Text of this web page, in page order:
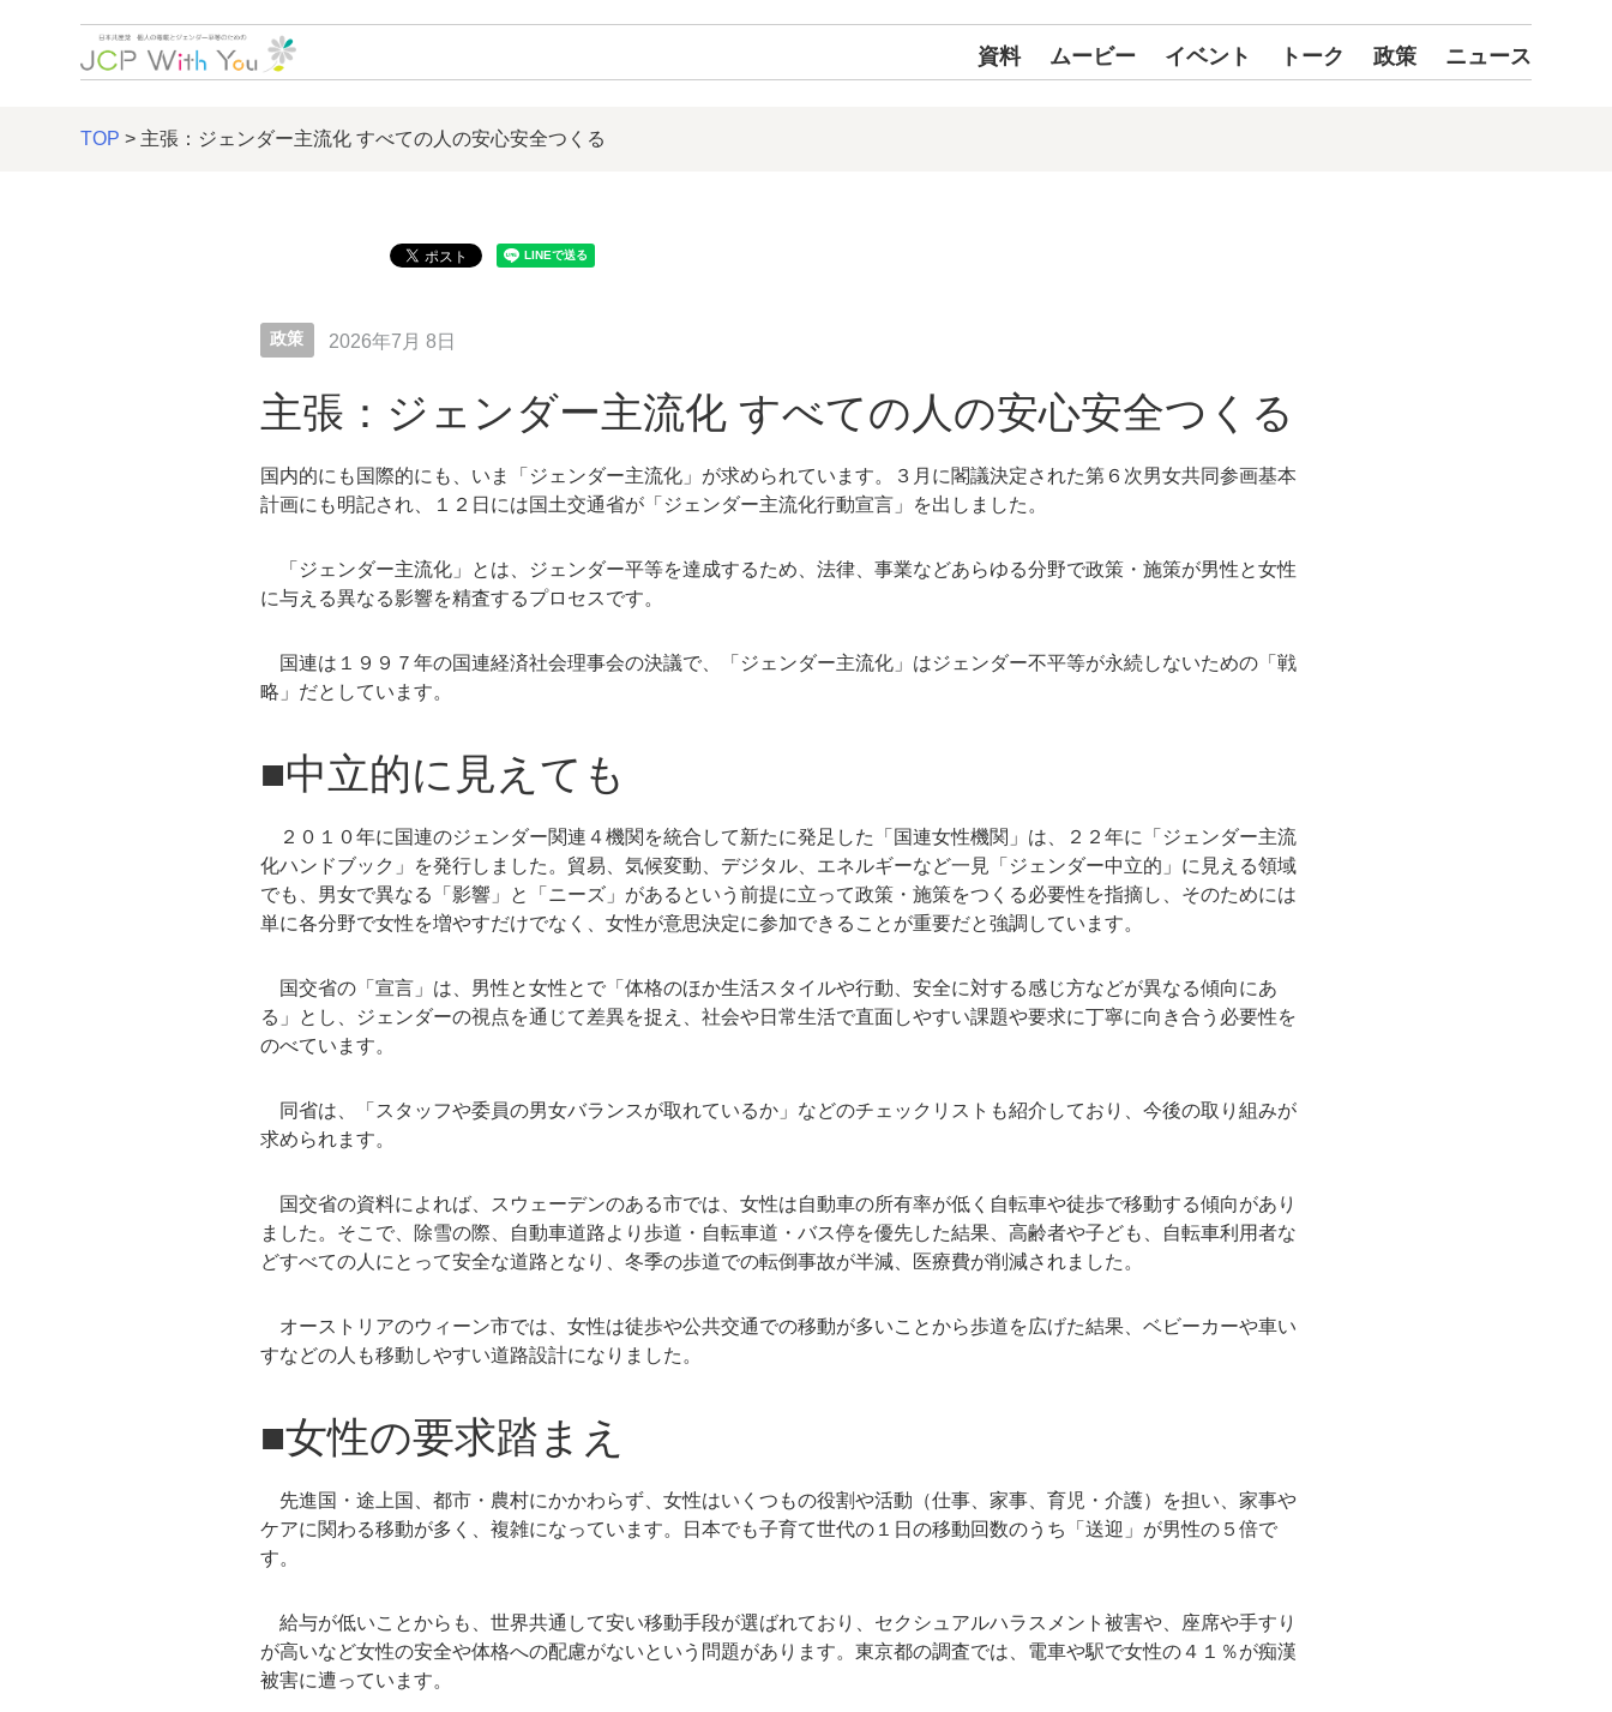
資料 ムービー イベント トーク 政策 ニュース
TOP > 主張：ジェンダー主流化 すべての人の安心安全つくる
政策 2026年7月 8日
主張：ジェンダー主流化 すべての人の安心安全つくる
国内的にも国際的にも、いま「ジェンダー主流化」が求められています。３月に閣議決定された第６次男女共同参画基本
計画にも明記され、１２日には国土交通省が「ジェンダー主流化行動宣言」を出しました。
「ジェンダー主流化」とは、ジェンダー平等を達成するため、法律、事業などあらゆる分野で政策・施策が男性と女性
に与える異なる影響を精査するプロセスです。
国連は１９９７年の国連経済社会理事会の決議で、「ジェンダー主流化」はジェンダー不平等が永続しないための「戦
略」だとしています。
■中立的に見えても
２０１０年に国連のジェンダー関連４機関を統合して新たに発足した「国連女性機関」は、２２年に「ジェンダー主流
化ハンドブック」を発行しました。貿易、気候変動、デジタル、エネルギーなど一見「ジェンダー中立的」に見える領域
でも、男女で異なる「影響」と「ニーズ」があるという前提に立って政策・施策をつくる必要性を指摘し、そのためには
単に各分野で女性を増やすだけでなく、女性が意思決定に参加できることが重要だと強調しています。
国交省の「宣言」は、男性と女性とで「体格のほか生活スタイルや行動、安全に対する感じ方などが異なる傾向にあ
る」とし、ジェンダーの視点を通じて差異を捉え、社会や日常生活で直面しやすい課題や要求に丁寧に向き合う必要性を
のべています。
同省は、「スタッフや委員の男女バランスが取れているか」などのチェックリストも紹介しており、今後の取り組みが
求められます。
国交省の資料によれば、スウェーデンのある市では、女性は自動車の所有率が低く自転車や徒歩で移動する傾向があり
ました。そこで、除雪の際、自動車道路より歩道・自転車道・バス停を優先した結果、高齢者や子ども、自転車利用者な
どすべての人にとって安全な道路となり、冬季の歩道での転倒事故が半減、医療費が削減されました。
オーストリアのウィーン市では、女性は徒歩や公共交通での移動が多いことから歩道を広げた結果、ベビーカーや車い
すなどの人も移動しやすい道路設計になりました。
■女性の要求踏まえ
先進国・途上国、都市・農村にかかわらず、女性はいくつもの役割や活動（仕事、家事、育児・介護）を担い、家事や
ケアに関わる移動が多く、複雑になっています。日本でも子育て世代の１日の移動回数のうち「送迎」が男性の５倍で
す。
給与が低いことからも、世界共通して安い移動手段が選ばれており、セクシュアルハラスメント被害や、座席や手すり
が高いなど女性の安全や体格への配慮がないという問題があります。東京都の調査では、電車や駅で女性の４１％が痴漢
被害に遭っています。